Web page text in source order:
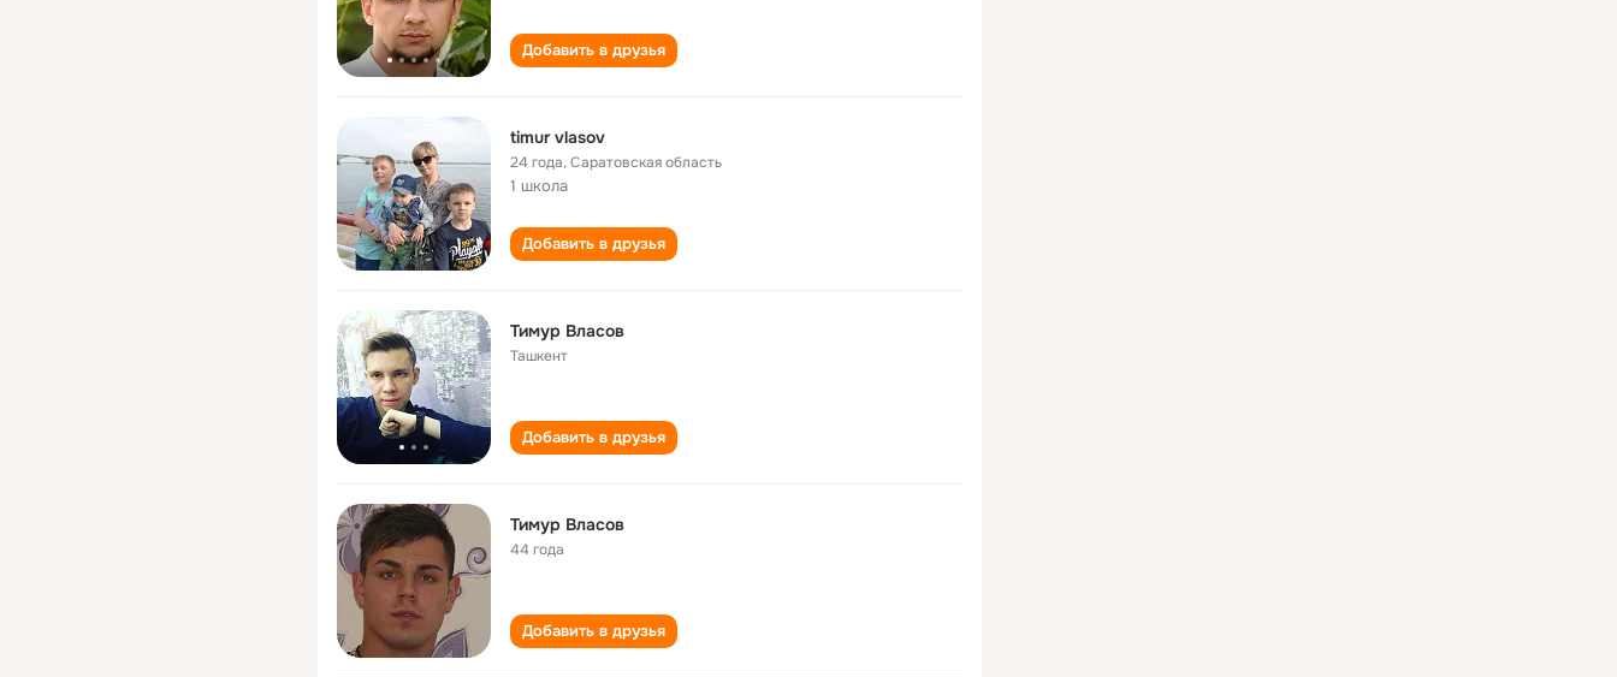
Добавить в друзья
timur vlasov
24 года,Саратовская область
1 школа
Добавить в друзья
Тимур Власов
Ташкент
Добавить в друзья
Тимур Власов
44 года
Добавить в друзья